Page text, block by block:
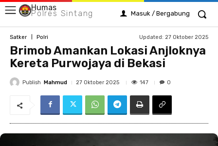
Humas
Polres Sintang Masuk / Bergabung
Satker Polri Updated: 27 Oktober 2025
Brimob Amankan Lokasi Anjloknya
Kereta Purwojaya di Bekasi
Publish Mahmud 27 Oktober 2025 147 0